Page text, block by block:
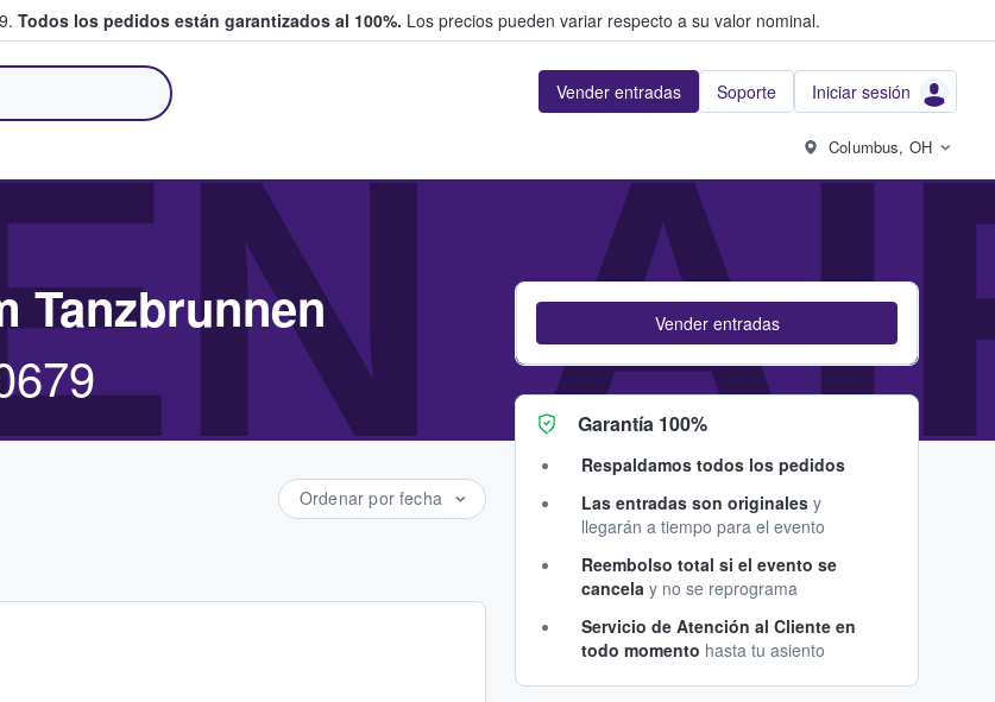
Todos los pedidos están garantizados al 100%. Los precios pueden variar respecto a su valor nominal.
fans Vender entradas Soporte Iniciar sesión
Columbus, OH
Tanzbrunnen
Ordenar por fecha
Vender entradas
Garantía 100%
Respaldamos todos los pedidos
Las entradas son originales y
llegarán a tiempo para el evento
Reembolso total si el evento se
cancela y no se reprograma
Servicio de Atención al Cliente en
todo momento hasta tu asiento